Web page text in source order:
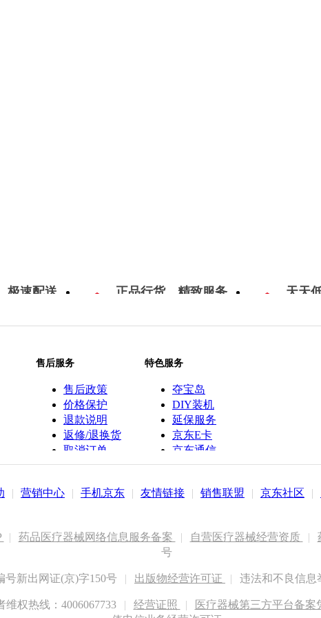
极速配送 正品行货，精致服务 天天
售后服务
售后政策
价格保护
退款说明
返修/退换货
取消订单
特色服务
夺宝岛
DIY装机
延保服务
京东E卡
京东通信
京鱼座智能
| 营销中心 | 手机京东 | 友情链接 | 销售联盟 | 京东社区 |
| 药品医疗器械网络信息服务备案 | 自营医疗器械经营资质 |
号
号新出网证(京)字150号 | 出版物经营许可证 | 违法和不良信息
维权热线：4006067733 | 经营证照 | 医疗器械第三方平台备案